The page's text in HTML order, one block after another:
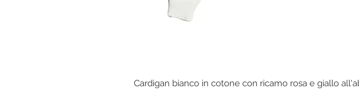
Cardigan bianco in cotone con ricamo rosa e giallo